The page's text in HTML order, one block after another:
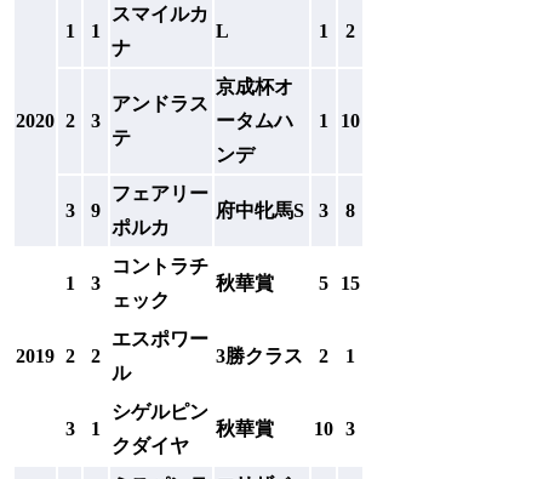
2020
1 1
スマイルカ
ナ
L 1 2
2 3
アンドラス
テ
京成杯オ
ータムハ
ンデ
1 10
3 9
フェアリー
ポルカ
府中牝馬S 3 8
2019
1 3
コントラチ
ェック
秋華賞 5 15
2 2
エスポワー
ル
3勝クラス 2 1
3 1
シゲルピン
クダイヤ
秋華賞 10 3